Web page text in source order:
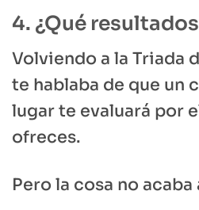
4. ¿Qué
Volviendo a la Triada
te hablaba de que un
lugar te evaluará por
ofreces.
Pero la cosa no acaba